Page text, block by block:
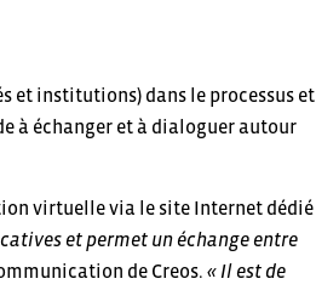
et institutions) dans le processus et
à échanger et à dialoguer autour
virtuelle via le site Internet dédié
et permet un échange entre
de Creos. « Il est de